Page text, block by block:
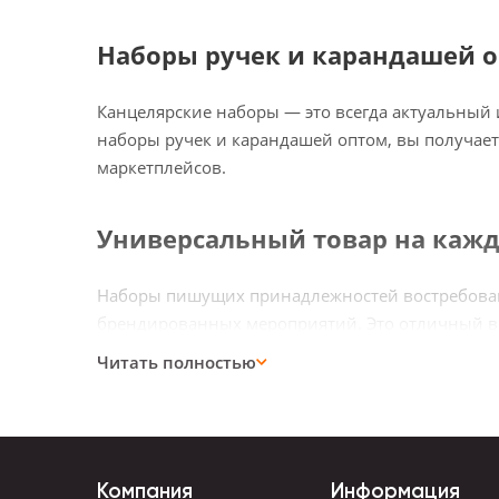
Наборы ручек и карандашей
Канцелярские наборы — это всегда
наборы ручек и карандашей оптом, вы
маркетплейсов.
Универсальный товар на
Наборы пишущих принадлежностей
В ассортименте — классические шариковые
Читать полностью
Компания Информация